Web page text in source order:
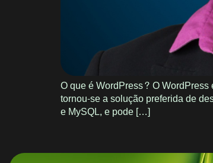
O que é WordPress? O
tornou-se a solução preferida de
e MySQL, e pode […]